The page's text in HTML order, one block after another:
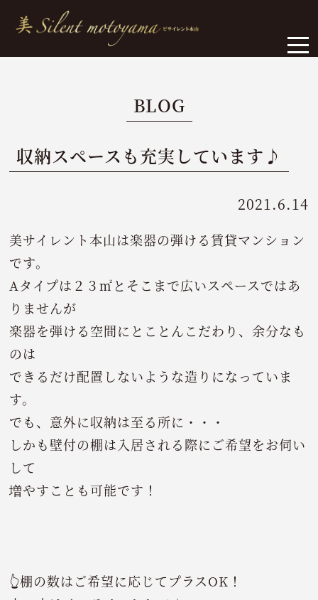
BLOG
収納スペースも充実しています♪
2021.6.14
美サイレント本山は楽器の弾ける賃貸マンション
です。
Aタイプは２３㎡とそこまで広いスペースではあ
りませんが
楽器を弾ける空間にとことんこだわり、余分なも
のは
できるだけ配置しないような造りになっていま
す。
でも、意外に収納は至る所に・・・
しかも壁付の棚は入居される際にご希望をお伺い
して
増やすことも可能です！
👆棚の数はご希望に応じてプラスOK！